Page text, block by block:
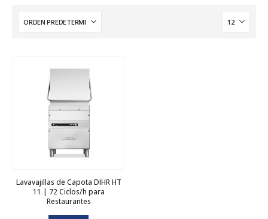
Lavavajillas de Capota DIHR HT
11 | 72 Ciclos/h para
Restaurantes